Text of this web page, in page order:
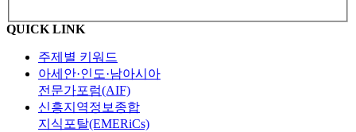
QUICK LINK
주제별 키워드
아세안·인도·남아시아
전문가포럼(AIF)
신흥지역정보종합
지식포탈(EMERiCs)